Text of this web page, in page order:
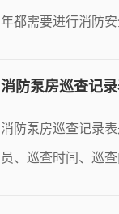
年都需要进行消防
消防泵房巡查记
消防泵房巡查记录
员、巡查时间、巡